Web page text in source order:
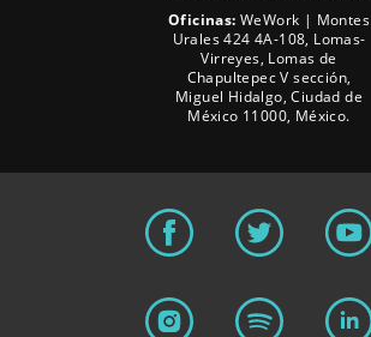
Oficinas: WeWork | Montes
Urales 424 4A-108, Lomas-
Virreyes, Lomas de
Chapultepec V sección,
Miguel Hidalgo, Ciudad de
México 11000, México.